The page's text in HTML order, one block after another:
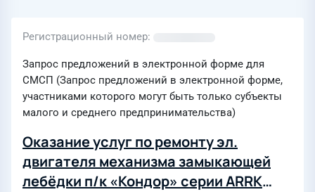
Регистрационный номер
Запрос предложений в электронной форме для
СМСП (Запрос предложений в электронной форме,
участниками которого могут быть только субъекты
малого и среднего предпринимательства)
Оказание услуг по ремонту эл.
двигателя механизма замыкающей
лебёдки п/к «Кондор» серии ARRK